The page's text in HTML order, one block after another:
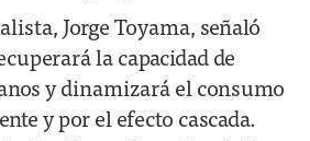
Jorge Toyama, señaló
la capacidad de
y dinamizará el consumo
y por el efecto cascada.